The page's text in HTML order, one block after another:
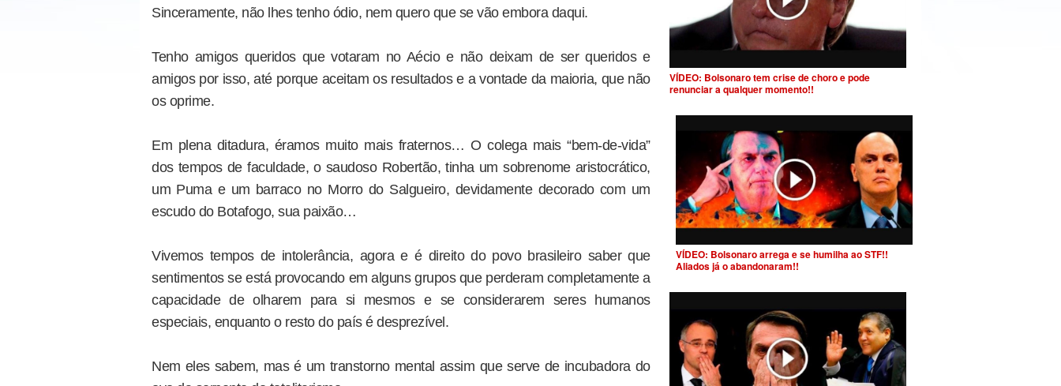
Sinceramente, não lhes tenho ódio, nem quero que se vão embora daqui.
Tenho amigos queridos que votaram no Aécio e não deixam de ser queridos e
amigos por isso, até porque aceitam os resultados e a vontade da maioria, que não
os oprime.
Em plena ditadura, éramos muito mais fraternos… O colega mais “bem-de-vida”
dos tempos de faculdade, o saudoso Robertão, tinha um sobrenome aristocrático,
um Puma e um barraco no Morro do Salgueiro, devidamente decorado com um
escudo do Botafogo, sua paixão…
Vivemos tempos de intolerância, agora e é direito do povo brasileiro saber que
sentimentos se está provocando em alguns grupos que perderam completamente a
capacidade de olharem para si mesmos e se considerarem seres humanos
especiais, enquanto o resto do país é desprezível.
Nem eles sabem, mas é um transtorno mental assim que serve de incubadora do
VÍDEO: Bolsonaro tem crise de choro e pode
renunciar a qualquer momento!!
VÍDEO: Bolsonaro arrega e se humilha ao STF!!
Aliados já o abandonaram!!